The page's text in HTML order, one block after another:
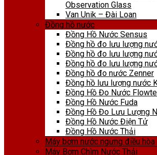
Observation Glass
Van Unik – Đài Loan
Đồng hồ nước
Đồng Hồ Nước Sensus
Đồng hồ đo lưu lượng
Đồng hồ đo lưu lượng
Đồng hồ đo lưu lượng
Đồng hồ đo nước Zenner
Đồng hồ lưu lượng nước
Đồng Hồ Đo Nước
Đồng Hồ Nước Fuda
Đồng Hồ Đo Lưu Lượng
Đồng Hồ Nước Điện Tử
Đồng Hồ Nước Thải
Máy bơm nước ngưng điều hòa
Máy Bơm Chìm Nước Thải